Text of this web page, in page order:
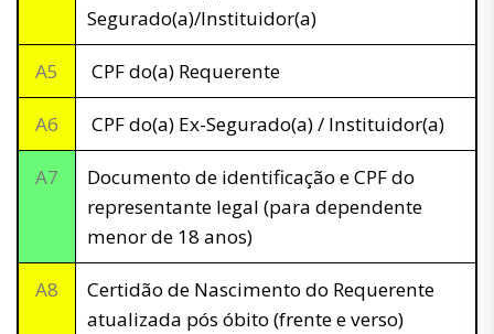
Segurado(a)/Instituidor(a)
A5 CPF do(a) Requerente
A6 CPF do(a) Ex-Segurado(a) / Instituidor(a)
A7
Documento de identificação e CPF do
representante legal (para dependente
menor de 18 anos)
A8
Certidão de Nascimento do Requerente
atualizada pós óbito (frente e verso)